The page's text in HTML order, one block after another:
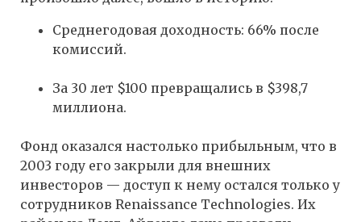
Среднегодовая доходность: 66% после
комиссий.
За 30 лет $100 превращались в $398,7
миллиона.
Фонд оказался настолько прибыльным, что в
2003 году его закрыли для внешних
инвесторов — доступ к нему остался только у
сотрудников Renaissance Technologies. Их